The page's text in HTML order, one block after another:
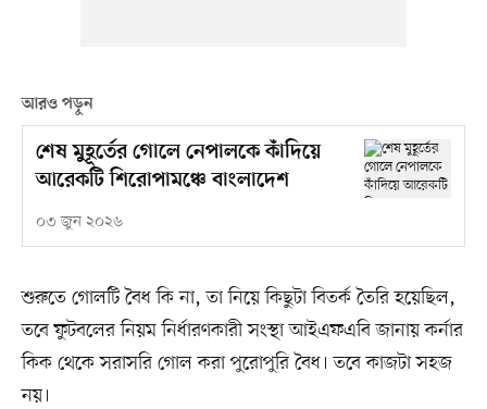
আরও পড়ুন
শেষ মুহূর্তের গোলে নেপালকে কাঁদিয়ে
আরেকটি শিরোপামঞ্চে বাংলাদেশ
০৩ জুন ২০২৬
শুরুতে গোলটি বৈধ কি না, তা নিয়ে কিছুটা বিতর্ক তৈরি হয়েছিল,
তবে ফুটবলের নিয়ম নির্ধারণকারী সংস্থা আইএফএবি জানায় কর্নার
কিক থেকে সরাসরি গোল করা পুরোপুরি বৈধ। তবে কাজটা সহজ
নয়।